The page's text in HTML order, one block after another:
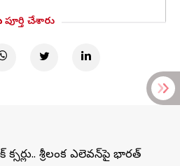
పూర్తి చేశారు
సిక్సర్లు.. శ్రీలంక ఎలెవన్‌పై భారత్‌